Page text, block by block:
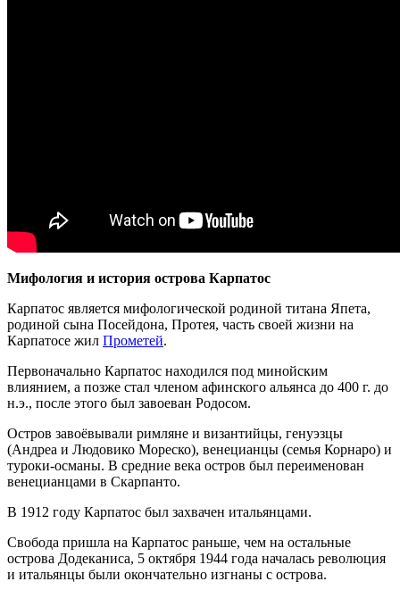
Мифология и история острова Карпатос
Карпатос является мифологической родиной титана Япета,
родиной сына Посейдона, Протея, часть своей жизни на
Карпатосе жил Прометей.
Первоначально Карпатос находился под минойским
влиянием, а позже стал членом афинского альянса до 400 г. до
н.э., после этого был завоеван Родосом.
Остров завоёвывали римляне и византийцы, генуэзцы
(Андреа и Людовико Мореско), венецианцы (семья Корнаро) и
туроки-османы. В средние века остров был переименован
венецианцами в Скарпанто.
В 1912 году Карпатос был захвачен итальянцами.
Свобода пришла на Карпатос раньше, чем на остальные
острова Додеканиса, 5 октября 1944 года началась революция
и итальянцы были окончательно изгнаны с острова.